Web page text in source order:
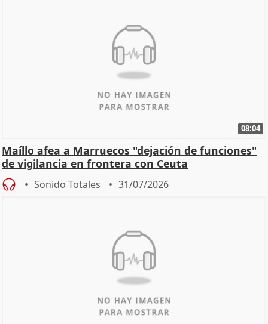
08:04
Maíllo afea a Marruecos "dejación de funciones"
de vigilancia en frontera con Ceuta
Sonido Totales 31/07/2026